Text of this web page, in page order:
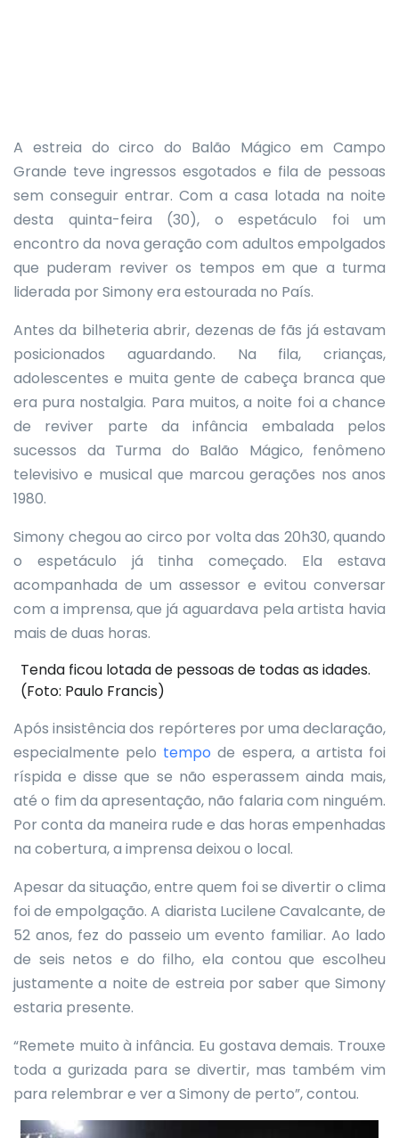
A estreia do circo do Balão Mágico em Campo
Grande teve ingressos esgotados e fila de pessoas
sem conseguir entrar. Com a casa lotada na noite
desta quinta-feira (30), o espetáculo foi um
encontro da nova geração com adultos empolgados
que puderam reviver os tempos em que a turma
liderada por Simony era estourada no País.
Antes da bilheteria abrir, dezenas de fãs já estavam
posicionados aguardando. Na fila, crianças,
adolescentes e muita gente de cabeça branca que
era pura nostalgia. Para muitos, a noite foi a chance
de reviver parte da infância embalada pelos
sucessos da Turma do Balão Mágico, fenômeno
televisivo e musical que marcou gerações nos anos
1980.
Simony chegou ao circo por volta das 20h30, quando
o espetáculo já tinha começado. Ela estava
acompanhada de um assessor e evitou conversar
com a imprensa, que já aguardava pela artista havia
mais de duas horas.
Tenda ficou lotada de pessoas de todas as idades.
(Foto: Paulo Francis)
Após insistência dos repórteres por uma declaração,
especialmente pelo tempo de espera, a artista foi
ríspida e disse que se não esperassem ainda mais,
até o fim da apresentação, não falaria com ninguém.
Por conta da maneira rude e das horas empenhadas
na cobertura, a imprensa deixou o local.
Apesar da situação, entre quem foi se divertir o clima
foi de empolgação. A diarista Lucilene Cavalcante, de
52 anos, fez do passeio um evento familiar. Ao lado
de seis netos e do filho, ela contou que escolheu
justamente a noite de estreia por saber que Simony
estaria presente.
“Remete muito à infância. Eu gostava demais. Trouxe
toda a gurizada para se divertir, mas também vim
para relembrar e ver a Simony de perto”, contou.